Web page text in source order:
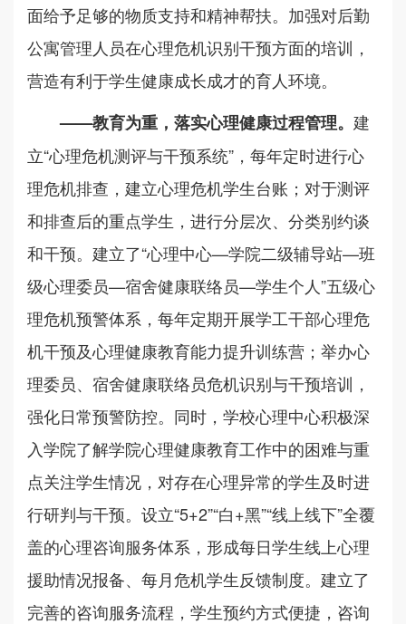
面给予足够的物质支持和精神帮扶。加强对后勤
公寓管理人员在心理危机识别干预方面的培训，
营造有利于学生健康成长成才的育人环境。
——教育为重， 落实心理健康过程管理。 建
立“心理危机测评与干预系统”，每年定时进行心
理危机排查，建立心理危机学生台账；对于测评
和排查后的重点学生，进行分层次、分类别约谈
和干预。建立了“心理中心—学院二级辅导站—班
级心理委员—宿舍健康联络员—学生个人”五级心
理危机预警体系，每年定期开展学工干部心理危
机干预及心理健康教育能力提升训练营；举办心
理委员、宿舍健康联络员危机识别与干预培训，
强化日常预警防控。同时，学校心理中心积极深
入学院了解学院心理健康教育工作中的困难与重
点关注学生情况，对存在心理异常的学生及时进
行研判与干预。设立“5+2”“白+黑”“线上线下”全覆
盖的心理咨询服务体系，形成每日学生线上心理
援助情况报备、每月危机学生反馈制度。建立了
完善的咨询服务流程，学生预约方式便捷，咨询